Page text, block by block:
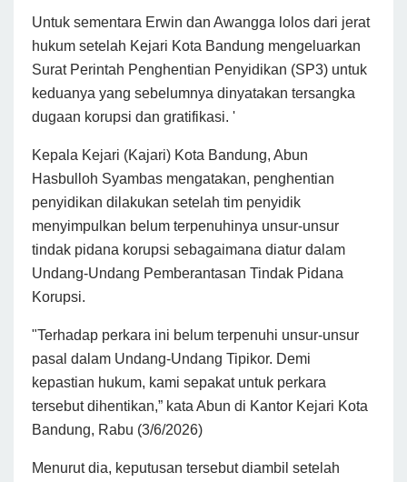
Untuk sementara Erwin dan Awangga lolos dari jerat
hukum setelah Kejari Kota Bandung mengeluarkan
Surat Perintah Penghentian Penyidikan (SP3) untuk
keduanya yang sebelumnya dinyatakan tersangka
dugaan korupsi dan gratifikasi. '
Kepala Kejari (Kajari) Kota Bandung, Abun
Hasbulloh Syambas mengatakan, penghentian
penyidikan dilakukan setelah tim penyidik
menyimpulkan belum terpenuhinya unsur-unsur
tindak pidana korupsi sebagaimana diatur dalam
Undang-Undang Pemberantasan Tindak Pidana
Korupsi.
"Terhadap perkara ini belum terpenuhi unsur-unsur
pasal dalam Undang-Undang Tipikor. Demi
kepastian hukum, kami sepakat untuk perkara
tersebut dihentikan,” kata Abun di Kantor Kejari Kota
Bandung, Rabu (3/6/2026)
Menurut dia, keputusan tersebut diambil setelah